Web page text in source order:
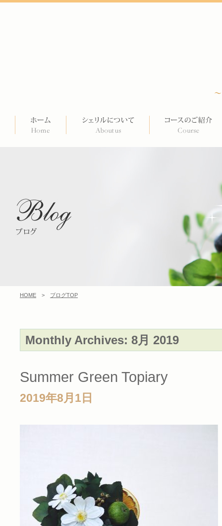
HOME > ブログTOP
Monthly Archives: 8月 2019
Summer Green Topiary
2019年8月1日